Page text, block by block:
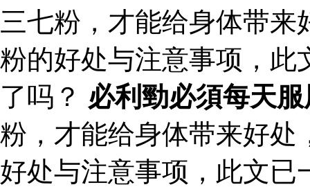
三七粉，才能给身体带
粉的好处与注意事项，此
了吗？ 必利勁必須每天
粉，才能给身体带来好处
好处与注意事项，此文已